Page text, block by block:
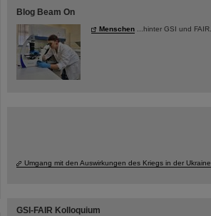
Blog Beam On
Menschen ...hinter GSI und FAIR.
Umgang mit den Auswirkungen des Kriegs in der Ukraine
GSI-FAIR Kolloquium